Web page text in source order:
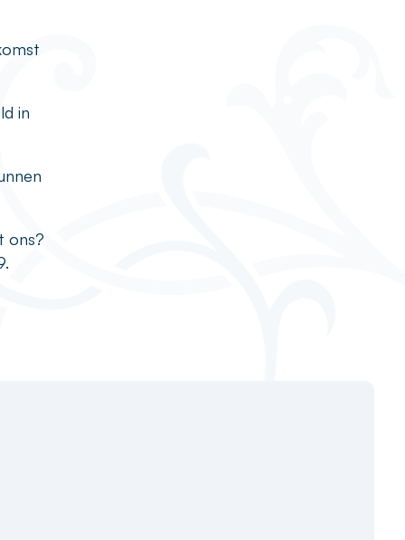
in
ons?